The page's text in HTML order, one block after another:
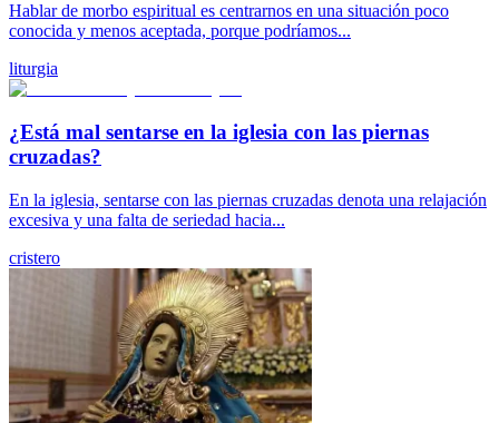
Hablar de morbo espiritual es centrarnos en una situación poco
conocida y menos aceptada, porque podríamos...
liturgia
¿Está mal sentarse en la iglesia con las piernas
cruzadas?
En la iglesia, sentarse con las piernas cruzadas denota una relajación
excesiva y una falta de seriedad hacia...
cristero